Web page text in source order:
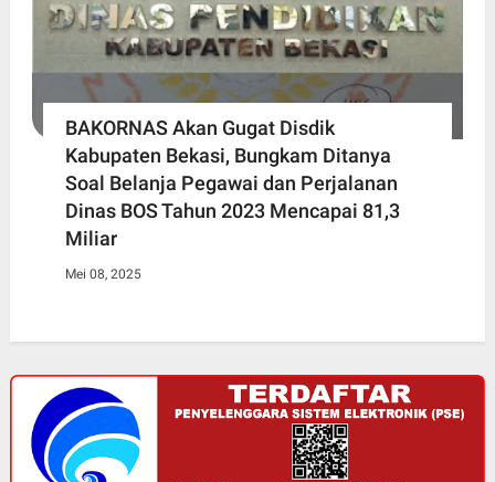
BAKORNAS Akan Gugat Disdik
Kabupaten Bekasi, Bungkam Ditanya
Soal Belanja Pegawai dan Perjalanan
Dinas BOS Tahun 2023 Mencapai 81,3
Miliar
Mei 08, 2025